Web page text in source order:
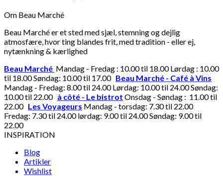
Om Beau Marché
Beau Marché er et sted med sjæl, stemning og dejlig
atmosfære, hvor ting blandes frit, med tradition - eller ej,
nytænkning & kærlighed
Beau Marché Mandag - Fredag : 10.00 til 18.00 Lørdag : 10.00
til 18.00 Søndag: 10.00 til 17.00 Beau Marché - Café à Vins
Mandag - Fredag: 8.00 til 24.00 Lørdag: 10.00 til 24.00 Søndag:
10.00 til 22.00 à côté - Le bistrot Onsdag - Søndag : 11.00 til
22.00 Les Voyageurs Mandag - torsdag: 7.30 til 22.00
Fredag: 7.30 til 24.00 lørdag: 9.00 til 24.00 Søndag: 9.00 til
22.00
INSPIRATION
Blog
Artikler
Wishlist